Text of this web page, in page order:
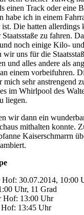
einen Track oder eine
habe ich in einem
Die hatten allerdings
zu fahren.
noch einige Kilo-
wir uns für die
und alles andere als
einem vorbeifuhren.
mich sehr anstrengend
im Whirlpool des
liegen.
wir dann ein
mithalten konnte.
Kaiserschmarrn
30.07.2014, 10:00
Uhr, 11 Grad
Hof: 13:00 Uhr
13:45 Uhr